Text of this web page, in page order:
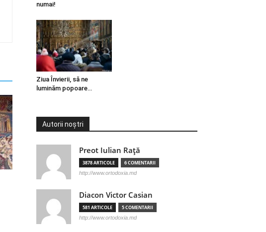
numai!
Ziua Învierii, să ne
luminăm popoare…
Autorii noștri
Preot Iulian Raţă
3878 ARTICOLE 6 COMENTARII
http://www.ortodoxia.md
Diacon Victor Casian
581 ARTICOLE 5 COMENTARII
http://www.ortodoxia.md